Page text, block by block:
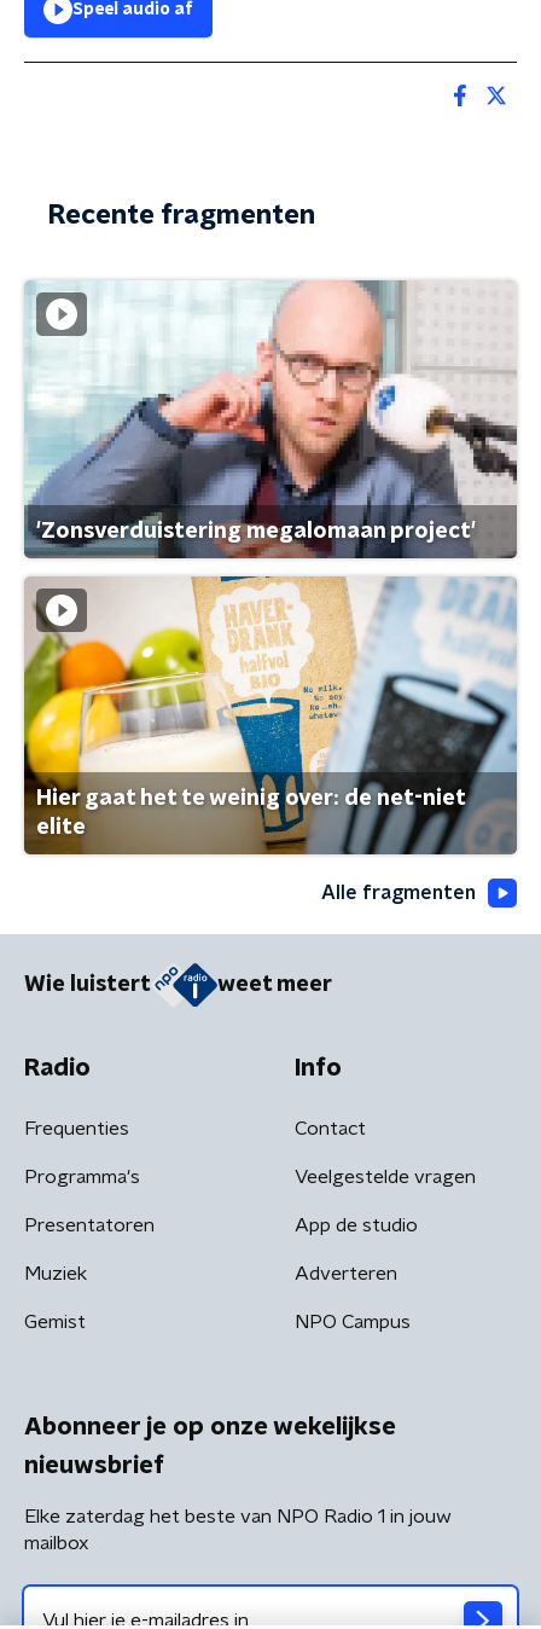
Speel audio af
Recente fragmenten
'Zonsverduistering megalomaan project'
Hier gaat het te weinig over: de net-niet
elite
Alle fragmenten
Wie luistert weet meer
Radio
Frequenties
Programma's
Presentatoren
Muziek
Gemist
Info
Contact
Veelgestelde vragen
App de studio
Adverteren
NPO Campus
Abonneer je op onze wekelijkse
nieuwsbrief
Elke zaterdag het beste van NPO Radio 1 in jouw
mailbox